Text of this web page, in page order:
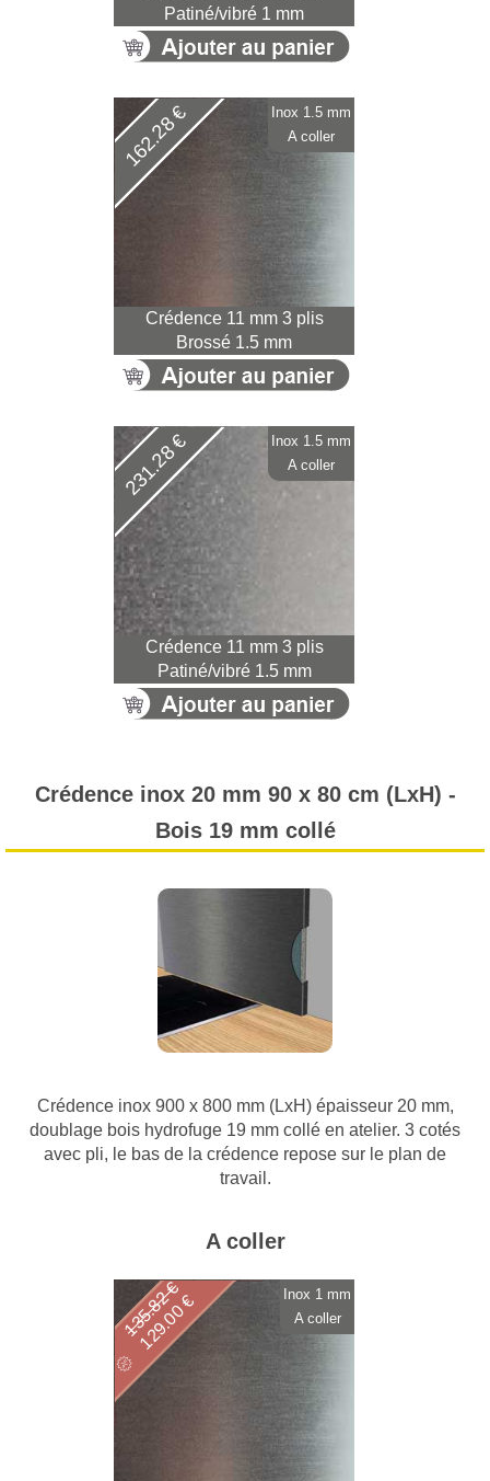
Patiné/vibré 1 mm
Crédence 11 mm 3 plis
Brossé 1.5 mm
162.28 €
Inox 1.5 mm
A coller
Crédence 11 mm 3 plis
Patiné/vibré 1.5 mm
231.28 €
Inox 1.5 mm
A coller
Crédence inox 20 mm 90 x 80 cm (LxH) -
Bois 19 mm collé
Crédence inox 900 x 800 mm (LxH) épaisseur 20 mm,
doublage bois hydrofuge 19 mm collé en atelier. 3 cotés
avec pli, le bas de la crédence repose sur le plan de
travail.
A coller
129.00 €
135.82 €
Inox 1 mm
A coller